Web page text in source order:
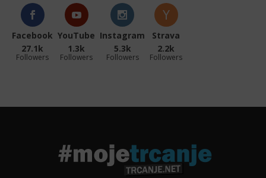
Facebook
27.1k
Followers
YouTube
1.3k
Followers
Instagram
5.3k
Followers
Strava
2.2k
Followers